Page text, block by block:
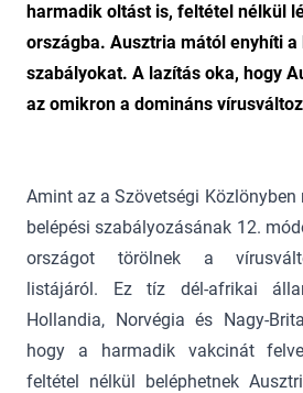
harmadik oltást is, feltétel nélkül
országba. Ausztria mától enyhíti a
szabályokat. A lazítás oka, hogy
az omikron a domináns
Amint az a Szövetségi Közlönyben
belépési szabályozásának 12.
országot törölnek a
listájáról. Ez tíz dél-afrikai
Hollandia, Norvégia és Nagy-
hogy a harmadik vakcinát
feltétel nélkül beléphetnek